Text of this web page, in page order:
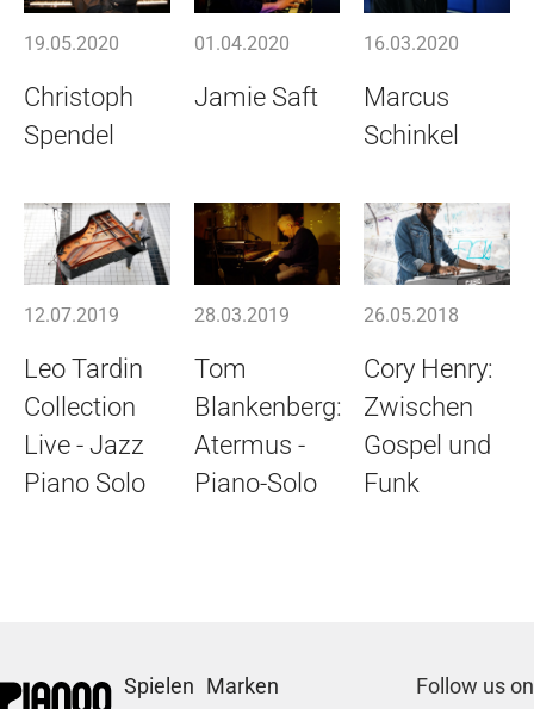
19.05.2020
Christoph
Spendel
01.04.2020
Jamie Saft
16.03.2020
Marcus
Schinkel
12.07.2019
Leo Tardin
Collection
Live - Jazz
Piano Solo
28.03.2019
Tom
Blankenberg:
Atermus -
Piano-Solo
26.05.2018
Cory Henry:
Zwischen
Gospel und
Funk
Spielen Marken
Follow us on